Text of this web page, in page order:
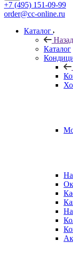
+7 (495) 151-09-99
order@cc-online.ru
Каталог
Назад
Каталог